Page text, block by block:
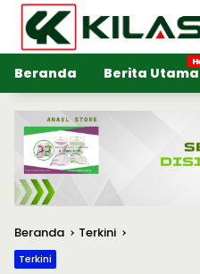
Langsung
konten
Beranda
Berita Utama
Beranda Terkini
Terkini